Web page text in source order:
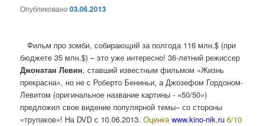
Опубликовано03.06.2013
Фильм про зомби, собирающий за полгода 116 млн.$ (при
бюджете 35 млн.$) – это уже интересно! 36-летний режиссер
Джонатан Левин, ставший известным фильмом «Жизнь
прекрасна», но не с Роберто Бениньи, а Джозефом Гордоном-
Левитом (оригинальное название картины - «50/50»)
предложил свое видение популярной темы– со стороны
«трупаков»! На DVD с 10.06.2013. Оценкаwww.kino-nik.ru 6/10